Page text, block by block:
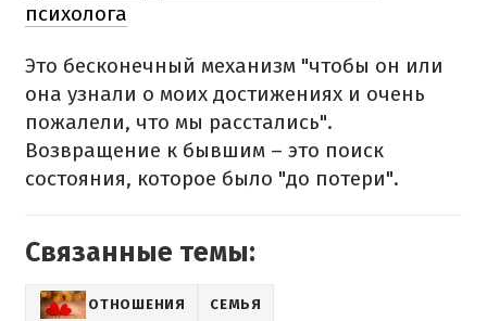
психолога
Это бесконечный механизм "чтобы он или
она узнали о моих достижениях и очень
пожалели, что мы расстались".
Возвращение к бывшим – это поиск
состояния, которое было "до потери".
Связанные темы:
ОТНОШЕНИЯ СЕМЬЯ